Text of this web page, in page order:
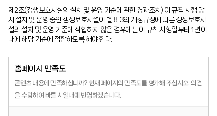
제2조(갱생보호시설의 설치 및 운영 기준에 관한 경과조치) 이 규칙 시행 당
시 설치 및 운영 중인 갱생보호시설이 별표 3의 개정규정에 따른 갱생보호시
설의 설치 및 운영 기준에 적합하지 않은 경우에는 이 규칙 시행일부터 1년 이
내에 해당 기준에 적합하도록 해야 한다.
홈페이지 만족도
콘텐츠 내용에 만족하십니까? 현재 페이지의 만족도를 평가해 주십시오. 의견
을 수렴하여 빠른 시일내에 반영하겠습니다.